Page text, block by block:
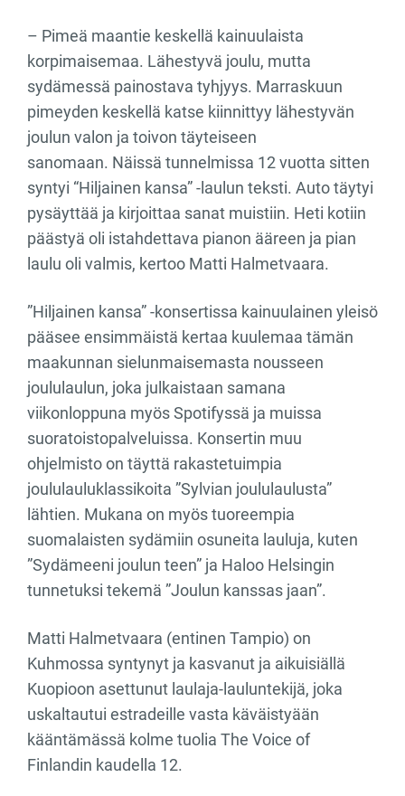
– Pimeä maantie keskellä kainuulaista
korpimaisemaa. Lähestyvä joulu, mutta
sydämessä painostava tyhjyys. Marraskuun
pimeyden keskellä katse kiinnittyy lähestyvän
joulun valon ja toivon täyteiseen
sanomaan. Näissä tunnelmissa 12 vuotta sitten
syntyi “Hiljainen kansa” -laulun teksti. Auto täytyi
pysäyttää ja kirjoittaa sanat muistiin. Heti kotiin
päästyä oli istahdettava pianon ääreen ja pian
laulu oli valmis, kertoo Matti Halmetvaara.
”Hiljainen kansa” -konsertissa kainuulainen yleisö
pääsee ensimmäistä kertaa kuulemaa tämän
maakunnan sielunmaisemasta nousseen
joululaulun, joka julkaistaan samana
viikonloppuna myös Spotifyssä ja muissa
suoratoistopalveluissa. Konsertin muu
ohjelmisto on täyttä rakastetuimpia
joululauluklassikoita ”Sylvian joululaulusta”
lähtien. Mukana on myös tuoreempia
suomalaisten sydämiin osuneita lauluja, kuten
”Sydämeeni joulun teen” ja Haloo Helsingin
tunnetuksi tekemä ”Joulun kanssas jaan”.
Matti Halmetvaara (entinen Tampio) on
Kuhmossa syntynyt ja kasvanut ja aikuisiällä
Kuopioon asettunut laulaja-lauluntekijä, joka
uskaltautui estradeille vasta käväistyään
kääntämässä kolme tuolia The Voice of
Finlandin kaudella 12.